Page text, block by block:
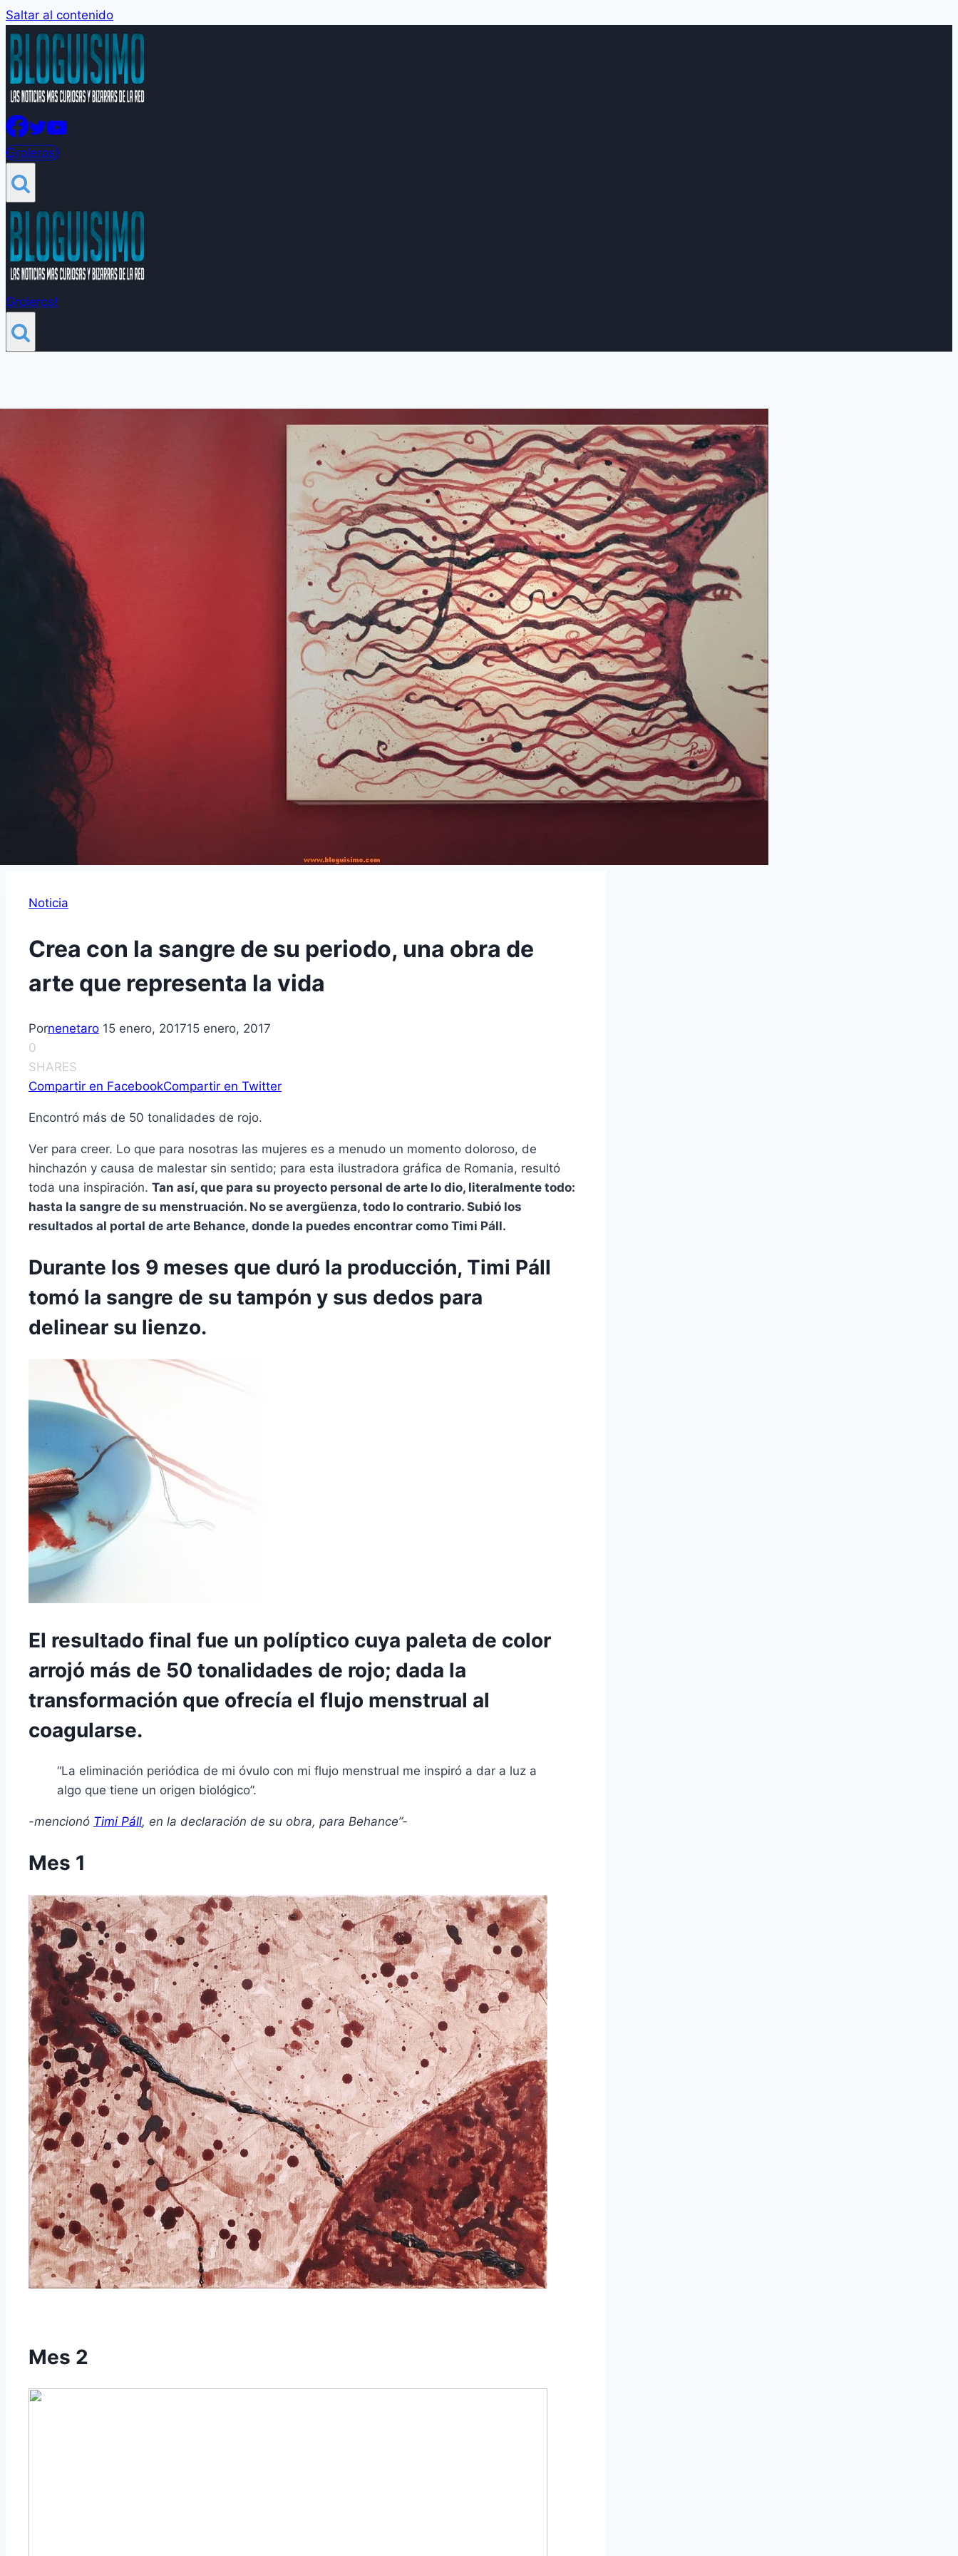
Saltar al contenido
Groleros!
Groleros!
Noticia
Crea con la sangre de su periodo, una obra de
arte que representa la vida
Pornenetaro 15 enero, 201715 enero, 2017
0
SHARES
Compartir en FacebookCompartir en Twitter
Encontró más de 50 tonalidades de rojo.
Ver para creer. Lo que para nosotras las mujeres es a menudo un momento doloroso, de
hinchazón y causa de malestar sin sentido; para esta ilustradora gráfica de Romania, resultó
toda una inspiración. Tan así, que para su proyecto personal de arte lo dio, literalmente todo:
hasta la sangre de su menstruación. No se avergüenza, todo lo contrario. Subió los
resultados al portal de arte Behance, donde la puedes encontrar como Timi Páll.
Durante los 9 meses que duró la producción, Timi Páll
tomó la sangre de su tampón y sus dedos para
delinear su lienzo.
El resultado final fue un políptico cuya paleta de color
arrojó más de 50 tonalidades de rojo; dada la
transformación que ofrecía el flujo menstrual al
coagularse.
“La eliminación periódica de mi óvulo con mi flujo menstrual me inspiró a dar a luz a
algo que tiene un origen biológico”.
-mencionó Timi Páll, en la declaración de su obra, para Behance”-
Mes 1
Mes 2